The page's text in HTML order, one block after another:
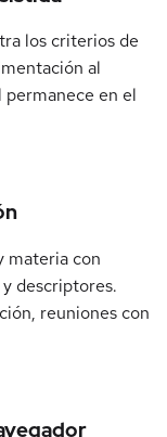
los criterios de
al
permanece en el
materia con
descriptores.
reuniones con